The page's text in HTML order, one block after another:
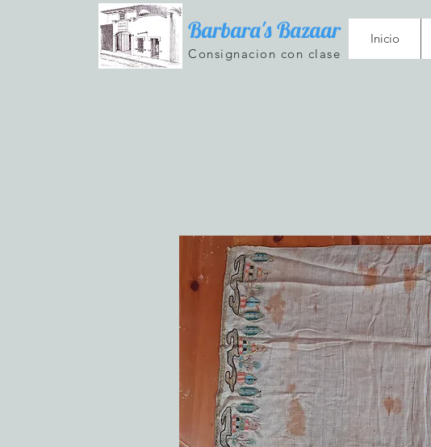
Barbara's Bazaar
Consignacion con clase
Inicio